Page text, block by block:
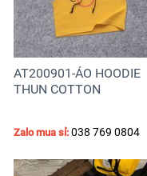
AT200901-ÁO HOODIE
THUN COTTON
Zalo mua sỉ: 038 769 0804